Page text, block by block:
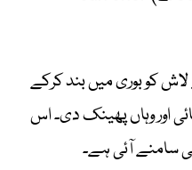
کو بوری میں بند کرکے
اور وہاں پھینک دی۔ اس
سامنے آئی ہے۔